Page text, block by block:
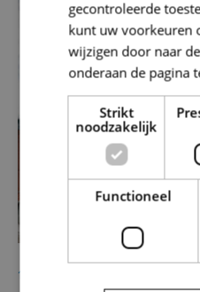
Ondernemen
12/12/2023
gecontroleerde
kunt uw voorkeuren
wijzigen door naar
onderaan de pagina
Strikt
noodzakelijk
Functioneel